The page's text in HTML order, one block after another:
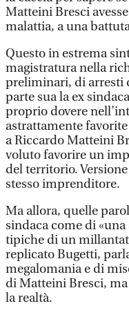
Matteini Bresci
malattia, a una
Questo in estrema
magistratura nella
preliminari, di arresti
parte sua la ex
proprio dovere
astrattamente
a Riccardo Matteini
voluto favorire un
del territorio.
stesso imprenditore.
Ma allora, quelle
sindaca come di «una
tipiche di un
replicato Bugetti,
megalomania e di
di Matteini Bresci,
la realtà.